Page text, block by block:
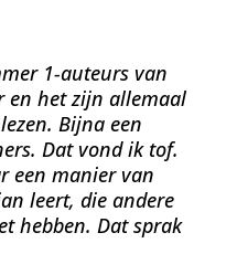
1-auteurs van
en het zijn allemaal
Bijna een
Dat vond ik tof.
een manier van
leert, die andere
hebben. Dat sprak